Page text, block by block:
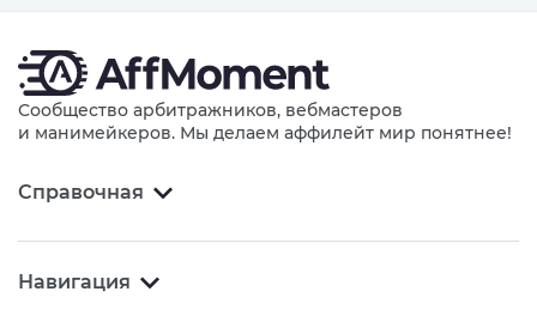
Сообщество арбитражников, вебмастеров
и манимейкеров. Мы делаем аффилейт мир понятнее!
Справочная
Навигация